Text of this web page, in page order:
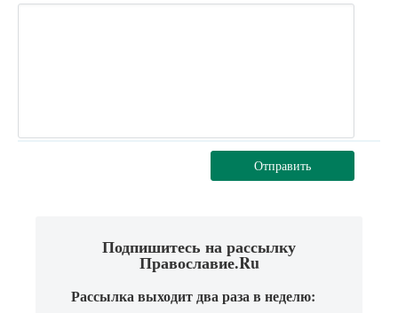
Отправить
Подпишитесь на рассылку
Православие.Ru
Рассылка выходит два раза в неделю: